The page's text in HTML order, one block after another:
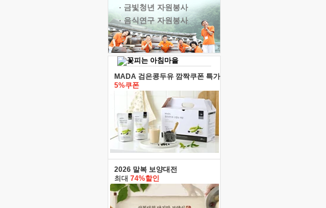
· 금빛청년 자원봉사
· 음식연구 자원봉사
MADA 검은콩두유 깜짝쿠폰 특가
5%쿠폰
2026 말복 보양대전
최대 74%할인